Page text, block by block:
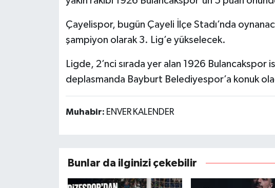
Çayelispor, bugün Çayeli İlçe Stadı’nda
şampiyon olarak 3. Lig’e yükselecek.
Ligde, 2’nci sırada yer alan 1926 Bulancakspor
deplasmanda Bayburt Belediyespor’a konuk
Muhabir: ENVER KALENDER
Bunlar da ilginizi çekebilir